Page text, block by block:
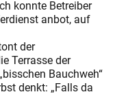
konnte Betreiber
anbot, auf
der
Terrasse der
Bauchweh“
denkt: „Falls da